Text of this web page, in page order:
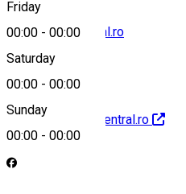
Friday
00:00 - 00:00
Saturday
00:00 - 00:00
Sunday
00:00 - 00:00
hotel@helincentral.ro
http://www.helincentral.ro